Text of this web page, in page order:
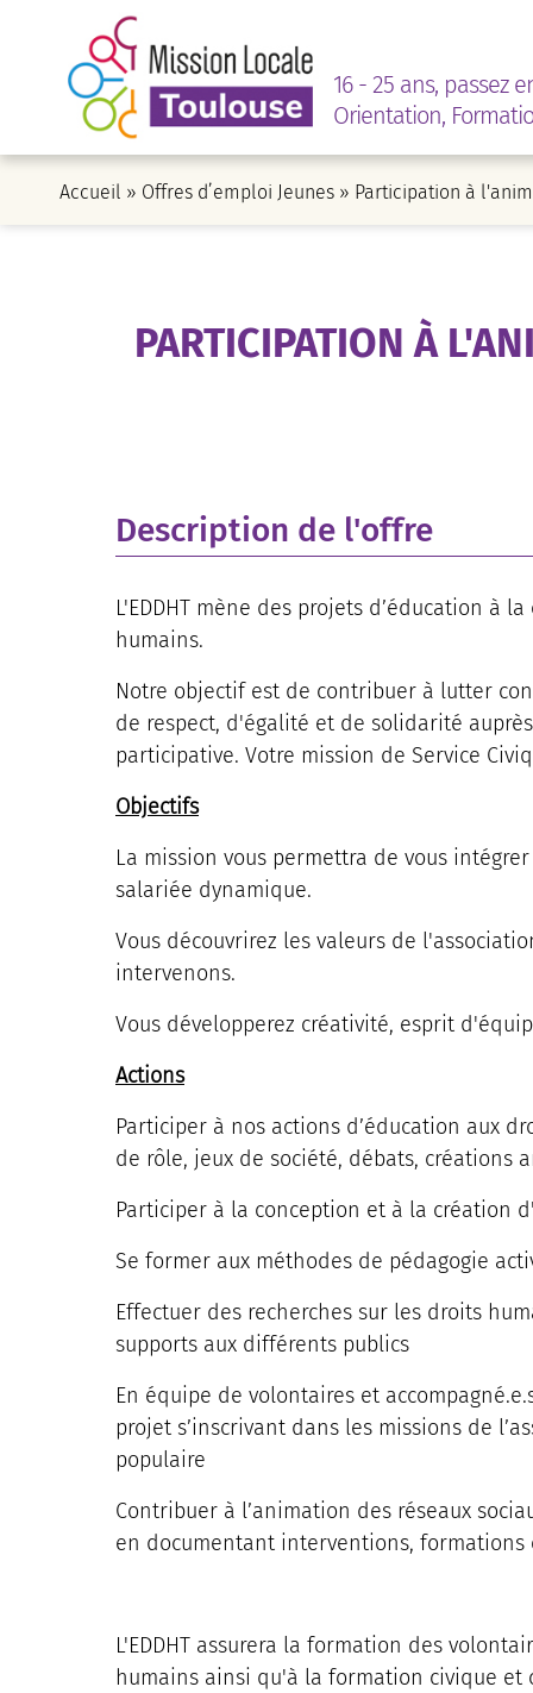
16 - 25 ans, passez
Orientation,
Accueil » Offres d’emploi Jeunes » Participation à
PARTICIPATION À
Description de l'offre
L'EDDHT mène des projets d’éducation à
humains.
Notre objectif est de contribuer à lutter
de respect, d'égalité et de solidarité
participative. Votre mission de Service
Objectifs
La mission vous permettra de vous
salariée dynamique.
Vous découvrirez les valeurs de
intervenons.
Vous développerez créativité, esprit
Actions
Participer à nos actions d’éducation aux
de rôle, jeux de société, débats,
Participer à la conception et à la création
Se former aux méthodes de pédagogie
Effectuer des recherches sur les droits
supports aux différents publics
En équipe de volontaires et
projet s’inscrivant dans les missions de
populaire
Contribuer à l’animation des réseaux
en documentant interventions, formations
L'EDDHT assurera la formation des
humains ainsi qu'à la formation civique et